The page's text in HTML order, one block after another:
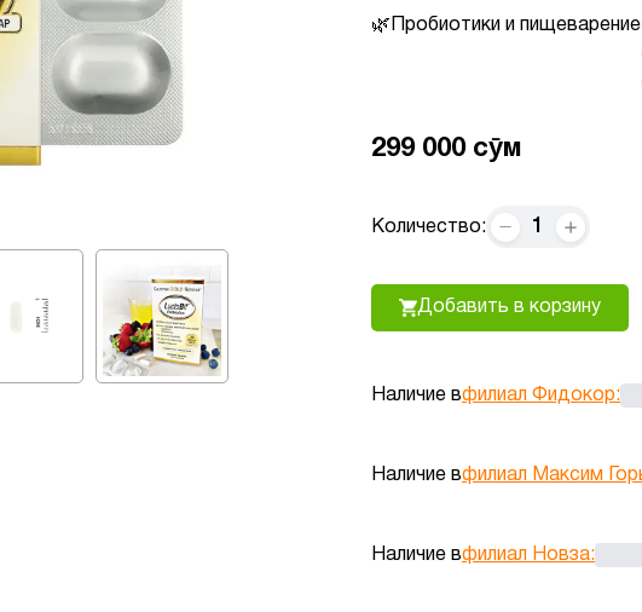
Пробиотики и пищеварение
299 000 сӯм
Количество: 1
Добавить в корзину
Наличие вфилиал Фидокор:
Наличие вфилиал Максим
Наличие вфилиал Новза: